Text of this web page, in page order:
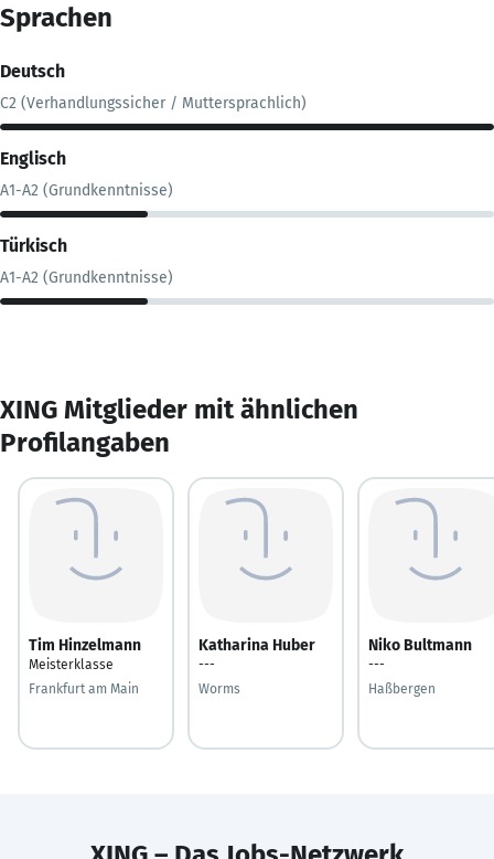
Sprachen
Deutsch
C2 (Verhandlungssicher / Muttersprachlich)
Englisch
A1-A2 (Grundkenntnisse)
Türkisch
A1-A2 (Grundkenntnisse)
XING Mitglieder mit ähnlichen
Profilangaben
Tim Hinzelmann
Meisterklasse
Frankfurt am Main
Katharina Huber
---
Worms
Niko Bultmann
---
Haßbergen